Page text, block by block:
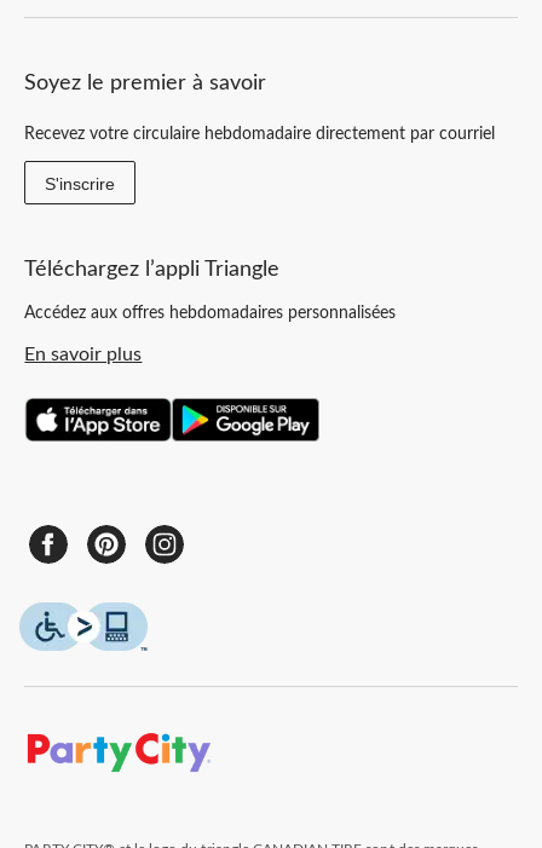
Soyez le premier à savoir
Recevez votre circulaire hebdomadaire directement par courriel
S'inscrire
Téléchargez l’appli Triangle
Accédez aux offres hebdomadaires personnalisées
En savoir plus